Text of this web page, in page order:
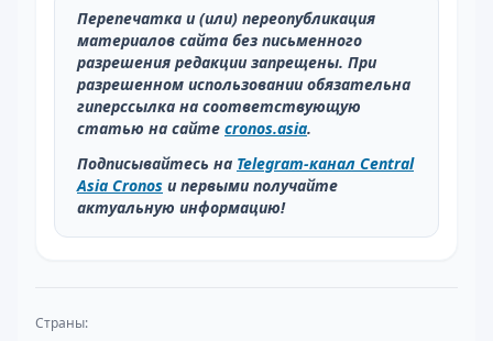
Перепечатка и (или) переопубликация
материалов сайта без письменного
разрешения редакции запрещены. При
разрешенном использовании обязательна
гиперссылка на соответствующую
статью на сайте cronos.asia.
Подписывайтесь на Telegram-канал Central
Asia Cronos и первыми получайте
актуальную информацию!
Страны: